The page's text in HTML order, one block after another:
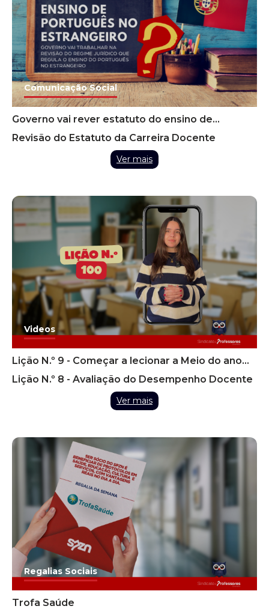
Comunicação Social
Governo vai rever estatuto do ensino de
português no estrangeiro para facilitar
recrutamento
Revisão do Estatuto da Carreira Docente
Ver mais
Videos
Lição N.º 9 - Começar a lecionar a Meio do ano
Letivo
Lição N.º 8 - Avaliação do Desempenho Docente
Ver mais
Regalias Sociais
Trofa Saúde